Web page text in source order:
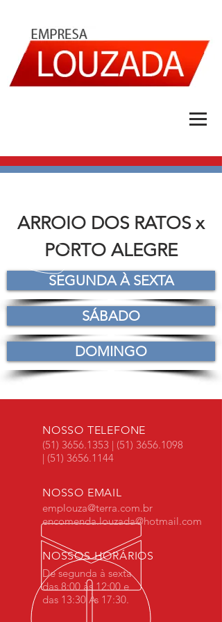
ARROIO DOS RATOS x
PORTO ALEGRE
SEGUNDA À SEXTA
SÁBADO
DOMINGO
NOSSO TELEFONE
(51) 3656.1353 | (51) 3656.1098
| (51) 3656.1144
NOSSO EMAIL
emplouza@terra.com.br
encomenda.louzada@hotmail.com
NOSSOS HORÁRIOS
De segunda à sexta
das 8:00 às 12:00 e
das 13:30 Às 17:30.